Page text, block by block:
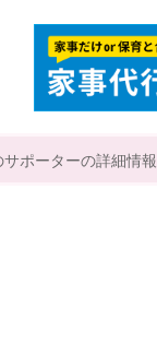
ポーターの詳細情